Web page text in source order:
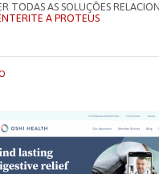
TODAS AS SOLUÇÕES
A PROTEUS